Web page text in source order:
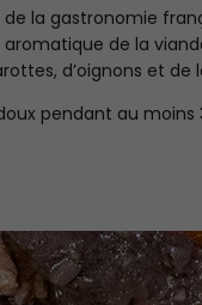
la gastronomie
de la
d’oignons et
pendant au